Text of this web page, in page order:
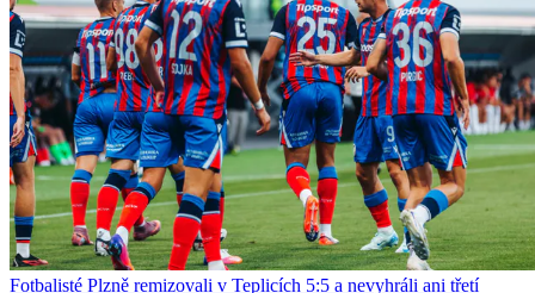
Fotbalisté Plzně remizovali v Teplicích 5:5 a nevyhráli ani třetí